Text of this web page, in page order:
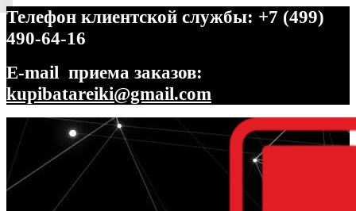
Телефон клиентской службы: +7 (499)
490-64-16
E-mail приема заказов:
kupibatareiki@gmail.com
Перейти
навигации
Перейти
содержимому